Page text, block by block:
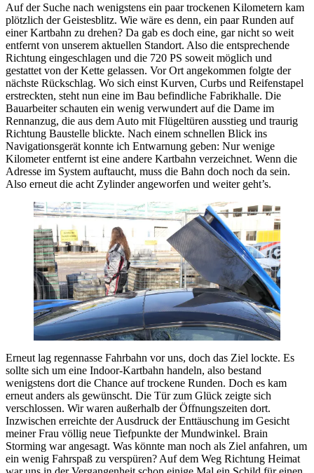
Auf der Suche nach wenigstens ein paar trockenen Kilometern kam
plötzlich der Geistesblitz. Wie wäre es denn, ein paar Runden auf
einer Kartbahn zu drehen? Da gab es doch eine, gar nicht so weit
entfernt von unserem aktuellen Standort. Also die entsprechende
Richtung eingeschlagen und die 720 PS soweit möglich und
gestattet von der Kette gelassen. Vor Ort angekommen folgte der
nächste Rückschlag. Wo sich einst Kurven, Curbs und Reifenstapel
erstreckten, steht nun eine im Bau befindliche Fabrikhalle. Die
Bauarbeiter schauten ein wenig verwundert auf die Dame im
Rennanzug, die aus dem Auto mit Flügeltüren ausstieg und traurig
Richtung Baustelle blickte. Nach einem schnellen Blick ins
Navigationsgerät konnte ich Entwarnung geben: Nur wenige
Kilometer entfernt ist eine andere Kartbahn verzeichnet. Wenn die
Adresse im System auftaucht, muss die Bahn doch noch da sein.
Also erneut die acht Zylinder angeworfen und weiter geht’s.
Erneut lag regennasse Fahrbahn vor uns, doch das Ziel lockte. Es
sollte sich um eine Indoor-Kartbahn handeln, also bestand
wenigstens dort die Chance auf trockene Runden. Doch es kam
erneut anders als gewünscht. Die Tür zum Glück zeigte sich
verschlossen. Wir waren außerhalb der Öffnungszeiten dort.
Inzwischen erreichte der Ausdruck der Enttäuschung im Gesicht
meiner Frau völlig neue Tiefpunkte der Mundwinkel. Brain
Storming war angesagt. Was könnte man noch als Ziel anfahren, um
ein wenig Fahrspaß zu verspüren? Auf dem Weg Richtung Heimat